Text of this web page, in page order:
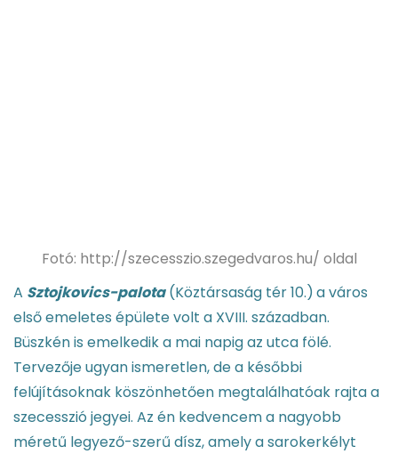
Fotó: http://szecesszio.szegedvaros.hu/ oldal
A Sztojkovics-palota(Köztársaság tér 10.)a város
első emeletes épülete volt a XVIII. században.
Büszkén is emelkedik a mai napig az utca fölé.
Tervezője ugyan ismeretlen, de a későbbi
felújításoknak köszönhetően megtalálhatóak rajta a
szecesszió jegyei. Az én kedvencem a nagyobb
méretű legyező-szerű dísz, amely a sarokerkélyt